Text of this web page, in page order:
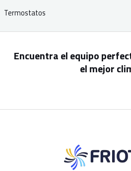
Termostatos
Encuentra el equipo
el mejor